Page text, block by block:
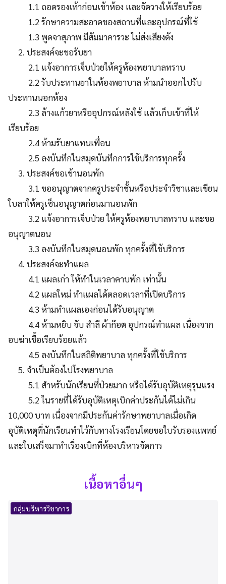
1.1 ถอดรองเท้าก่อนเข้าห้อง และจัดวางให้เรียบร้อย
1.2 รักษาความสะอาดของสถานที่และอุปกรณ์ที่ใช้
1.3 พูดจาสุภาพ มีสัมมาคารวะ ไม่ส่งเสียงดัง
2. ประสงค์จะขอรับยา
2.1 แจ้งอาการเจ็บป่วยให้ครูห้องพยาบาลทราบ
2.2 รับประทานยาในห้องพยาบาล ห้ามนำออกไปรับ
ประทานนอกห้อง
2.3 ล้างแก้วยาหรืออุปกรณ์หลังใช้ แล้วเก็บเข้าที่ให้
เรียบร้อย
2.4 ห้ามรับยาแทนเพื่อน
2.5 ลงบันทึกในสมุดบันทึกการใช้บริการทุกครั้ง
3. ประสงค์ขอเข้านอนพัก
3.1 ขออนุญาตจากครูประจำชั้นหรือประจำวิชาและเขียน
ใบลาให้ครูเซ็นอนุญาตก่อนมานอนพัก
3.2 แจ้งอาการเจ็บป่วย ให้ครูห้องพยาบาลทราบ และขอ
อนุญาตนอน
3.3 ลงบันทึกในสมุดนอนพัก ทุกครั้งที่ใช้บริการ
4. ประสงค์จะทำแผล
4.1 แผลเก่า ให้ทำในเวลาคาบพัก เท่านั้น
4.2 แผลใหม่ ทำแผลได้ตลอดเวลาที่เปิดบริการ
4.3 ห้ามทำแผลเองก่อนได้รับอนุญาต
4.4 ห้ามหยิบ จับ สำลี ผ้าก๊อต อุปกรณ์ทำแผล เนื่องจาก
อบฆ่าเชื้อเรียบร้อยแล้ว
4.5 ลงบันทึกในสถิติพยาบาล ทุกครั้งที่ใช้บริการ
5. จำเป็นต้องไปโรงพยาบาล
5.1 สำหรับนักเรียนที่ป่วยมาก หรือได้รับอุบัติเหตุรุนแรง
5.2 ในรายที่ได้รับอุบัติเหตุเบิกค่าประกันได้ไม่เกิน
10,000 บาท เนื่องจากมีประกันค่ารักษาพยาบาลเมื่อเกิด
อุบัติเหตุที่นักเรียนทำไว้กับทางโรงเรียนโดยขอใบรับรองแพทย์
และใบเสร็จมาทำเรื่องเบิกที่ห้องบริหารจัดการ
เนื้อหาอื่นๆ
กลุ่มบริหารวิชาการ